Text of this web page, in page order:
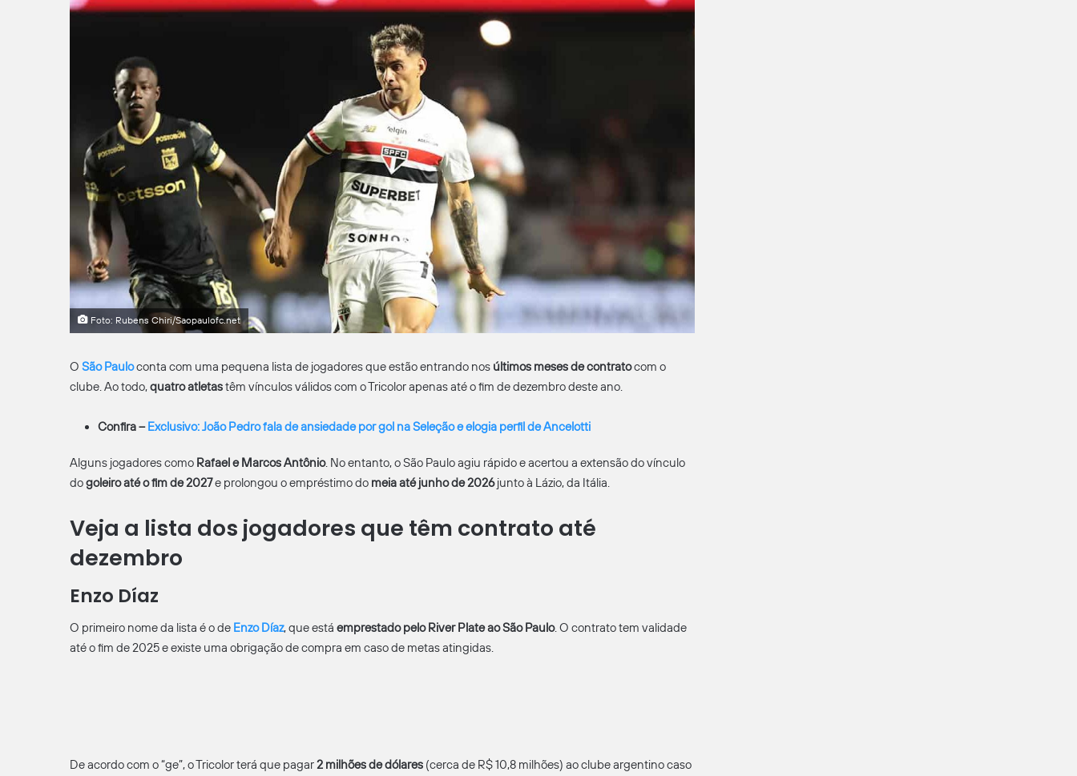
Foto: Rubens Chiri/Saopaulofc.net
O São Pauloconta com uma pequena lista de jogadores que estão entrando nos últimos meses de contratocom o
clube. Ao todo,quatro atletastêm vínculos válidos com o Tricolor apenas até o fim de dezembro deste ano.
Confira –Exclusivo: João Pedro fala de ansiedade por gol na Seleção e elogia perfil de Ancelotti
Alguns jogadores como Rafael e Marcos Antônio. No entanto, o São Paulo agiu rápido e acertou a extensão do vínculo
dogoleiro até o fim de 2027e prolongou o empréstimo do meia até junho de 2026junto à Lázio, da Itália.
Veja a lista dos jogadores que têm contrato até
dezembro
Enzo Díaz
O primeiro nome da lista é o de Enzo Díaz, que está emprestado pelo River Plate ao São Paulo. O contrato tem validade
até o fim de 2025 e existe uma obrigação de compra em caso de metas atingidas.
De acordo com o “ge”, o Tricolor terá que pagar2 milhões de dólares (cerca de R$ 10,8 milhões) ao clube argentino caso